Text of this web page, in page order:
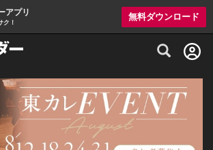
アプリ
ク！
無料ダウンロード
グルメ情報・プレミアムレストラン予約